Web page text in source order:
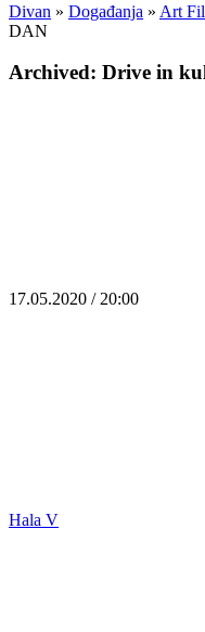
Divan » Događanja » Art
DAN
Archived: Drive in
17.05.2020 / 20:00
Hala V